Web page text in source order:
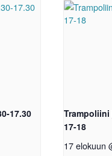
17.30
Trampoliini
17-18
17 elokuun